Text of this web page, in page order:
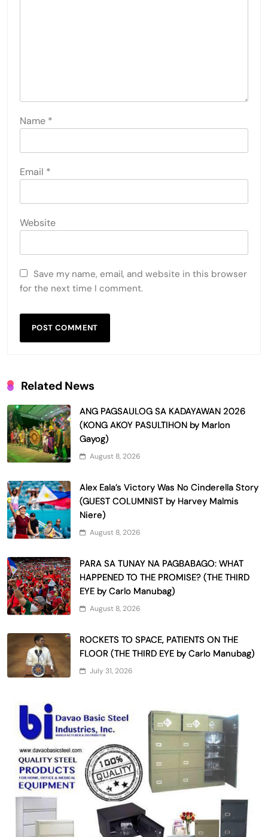
Name *
Email *
Website
Save my name, email, and website in this browser
for the next time I comment.
Related News
ANG PAGSAULOG SA KADAYAWAN 2026
(KONG AKOY PASULTIHON by Marlon
Gayog)
August 8, 2026
Alex Eala’s Victory Was No Cinderella Story
(GUEST COLUMNIST by Harvey Malmis
Niere)
August 8, 2026
PARA SA TUNAY NA PAGBABAGO: WHAT
HAPPENED TO THE PROMISE? (THE THIRD
EYE by Carlo Manubag)
August 8, 2026
ROCKETS TO SPACE, PATIENTS ON THE
FLOOR (THE THIRD EYE by Carlo Manubag)
July 31, 2026